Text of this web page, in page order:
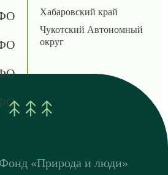
Хабаровский край
Чукотский Автономный
округ
Фонд «Природа и люди»